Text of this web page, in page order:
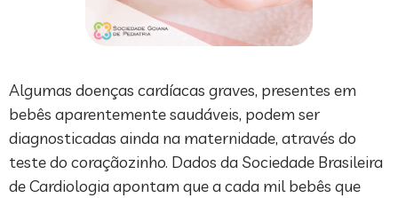
Algumas doenças cardíacas graves, presentes em
bebês aparentemente saudáveis, podem ser
diagnosticadas ainda na maternidade, através do
teste do coraçãozinho. Dados da Sociedade Brasileira
de Cardiologia apontam que a cada mil bebês que